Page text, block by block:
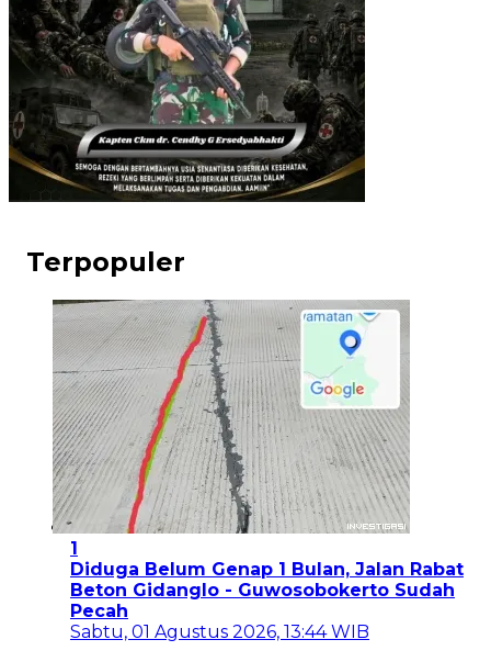
Terpopuler
1
Diduga Belum Genap 1 Bulan, Jalan Rabat
Beton Gidanglo - Guwosobokerto Sudah
Pecah
Sabtu, 01 Agustus 2026, 13:44 WIB